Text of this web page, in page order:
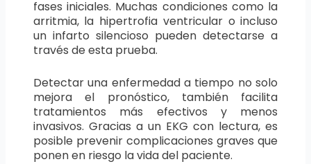
fases iniciales. Muchas condiciones como la
arritmia, la hipertrofia ventricular o incluso
un infarto silencioso pueden detectarse a
través de esta prueba.
Detectar una enfermedad a tiempo no solo
mejora el pronóstico, también facilita
tratamientos más efectivos y menos
invasivos. Gracias a un EKG con lectura, es
posible prevenir complicaciones graves que
ponen en riesgo la vida del paciente.